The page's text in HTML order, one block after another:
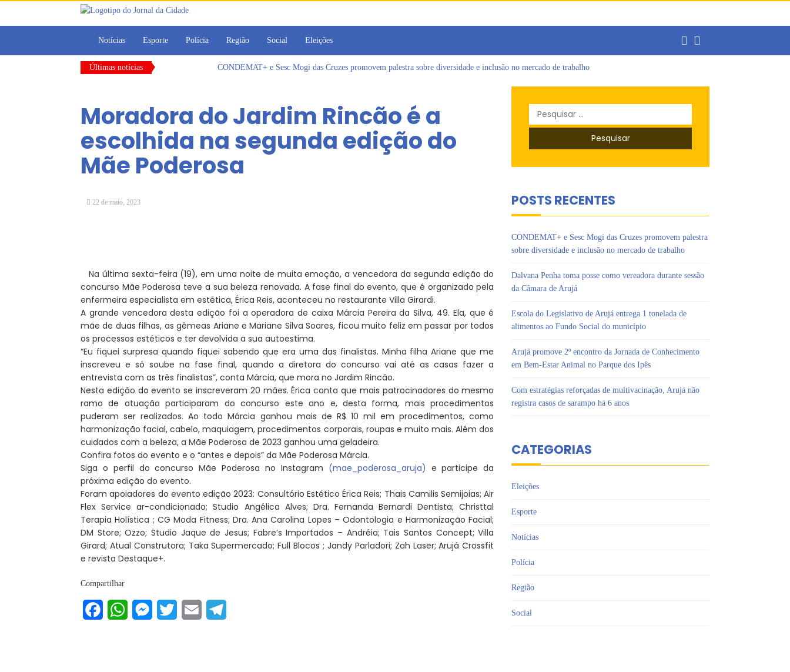
Notícias Esporte Polícia Região Social Eleições
Últimas notícias
CONDEMAT+ e Sesc Mogi das Cruzes promovem palestra sobre diversidade e inclusão no mercado de trabalho
Arujá promove 2º encontro da Jornada de Conhecimento em Bem-Estar Animal no Parque dos Ipês
Com estratégias reforçadas de multivacinação, Arujá não registra casos de sarampo há 6 anos
Vereadores Mirins iniciam jornada no Legislativo com participação em Sessão Simulada
Moradora do Jardim Rincão é a
escolhida na segunda edição do
Mãe Poderosa
22 de maio, 2023
Na última sexta-feira (19), em uma noite de muita emoção, a vencedora da segunda edição do
concurso Mãe Poderosa teve a sua beleza renovada. A fase final do evento, que é organizado pela
enfermeira especialista em estética, Érica Reis, aconteceu no restaurante Villa Girardi.
A grande vencedora desta edição foi a operadora de caixa Márcia Pereira da Silva, 49. Ela, que é
mãe de duas filhas, as gêmeas Ariane e Mariane Silva Soares, ficou muito feliz em passar por todos
os processos estéticos e ter devolvida a sua autoestima.
“Eu fiquei surpresa quando fiquei sabendo que era uma das finalistas. Minha filha Ariane que me
inscreveu e só soube na fase final, quando a diretora do concurso vai até as casas fazer a
entrevista com as três finalistas”, conta Márcia, que mora no Jardim Rincão.
Nesta edição do evento se inscreveram 20 mães. Érica conta que mais patrocinadores do mesmo
ramo de atuação participaram do concurso este ano e, desta forma, mais procedimentos
puderam ser realizados. Ao todo Márcia ganhou mais de R$ 10 mil em procedimentos, como
harmonização facial, cabelo, maquiagem, procedimentos corporais, roupas e muito mais. Além dos
cuidados com a beleza, a Mãe Poderosa de 2023 ganhou uma geladeira.
Confira fotos do evento e o “antes e depois” da Mãe Poderosa Márcia.
Siga o perfil do concurso Mãe Poderosa no Instagram (mae_poderosa_aruja) e participe da
próxima edição do evento.
Foram apoiadores do evento edição 2023: Consultório Estético Érica Reis; Thais Camilis Semijoias; Air
Flex Service ar-condicionado; Studio Angélica Alves; Dra. Fernanda Bernardi Dentista; Christtal
Terapia Holística ; CG Moda Fitness; Dra. Ana Carolina Lopes – Odontologia e Harmonização Facial;
DM Store; Ozzo; Studio Jaque de Jesus; Fabre’s Importados – Andréia; Tais Santos Concept; Villa
Girard; Atual Construtora; Taka Supermercado; Full Blocos ; Jandy Parladori; Zah Laser; Arujá Crossfit
e revista Destaque+.
Compartilhar
FacebookWhatsAppMessenger
Twitter Email
Pesquisar
por:
POSTS RECENTES
CONDEMAT+ e Sesc Mogi das Cruzes promovem palestra
sobre diversidade e inclusão no mercado de trabalho
Dalvana Penha toma posse como vereadora durante sessão
da Câmara de Arujá
Escola do Legislativo de Arujá entrega 1 tonelada de
alimentos ao Fundo Social do município
Arujá promove 2º encontro da Jornada de Conhecimento
em Bem-Estar Animal no Parque dos Ipês
Com estratégias reforçadas de multivacinação, Arujá não
registra casos de sarampo há 6 anos
CATEGORIAS
Eleições
Esporte
Notícias
Polícia
Região
Social